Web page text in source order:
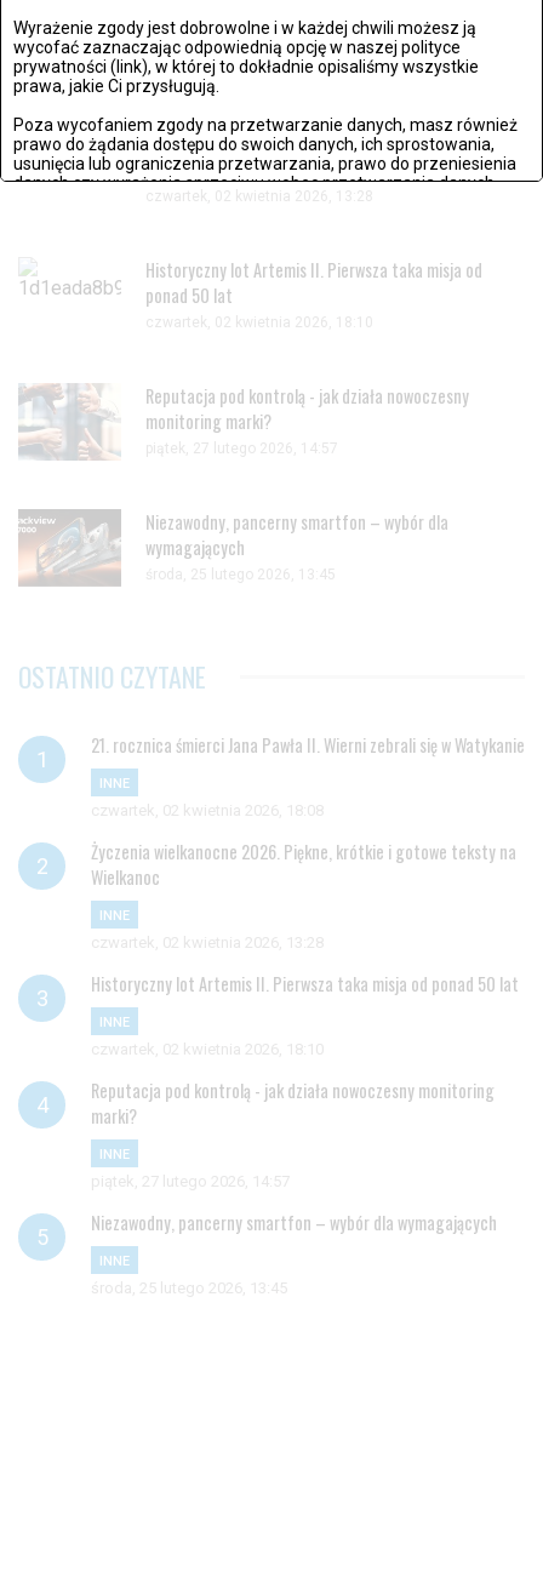
Wyrażenie zgody jest dobrowolne i w każdej chwili możesz ją
wycofać zaznaczając odpowiednią opcję w naszej polityce
prywatności (link), w której to dokładnie opisaliśmy wszystkie
prawa, jakie Ci przysługują.
Poza wycofaniem zgody na przetwarzanie danych, masz również
prawo do żądania dostępu do swoich danych, ich sprostowania,
usunięcia lub ograniczenia przetwarzania, prawo do przeniesienia
danych czy wyrażenia sprzeciwu wobec przetwarzania danych.
Wyrażam zgodę i przechodzę do serwisu
21. rocznica śmierci Jana Pawła II. Wierni zebrali się w
Watykanie
czwartek, 02 kwietnia 2026, 18:08
Życzenia wielkanocne 2026. Piękne, krótkie i gotowe
teksty na Wielkanoc
czwartek, 02 kwietnia 2026, 13:28
Historyczny lot Artemis II. Pierwsza taka misja od
ponad 50 lat
czwartek, 02 kwietnia 2026, 18:10
Reputacja pod kontrolą - jak działa nowoczesny
monitoring marki?
piątek, 27 lutego 2026, 14:57
Niezawodny, pancerny smartfon – wybór dla
wymagających
środa, 25 lutego 2026, 13:45
OSTATNIO CZYTANE
21. rocznica śmierci Jana Pawła II. Wierni zebrali się w Watykanie
INNE
czwartek, 02 kwietnia 2026, 18:08
Życzenia wielkanocne 2026. Piękne, krótkie i gotowe teksty na
Wielkanoc
INNE
czwartek, 02 kwietnia 2026, 13:28
Historyczny lot Artemis II. Pierwsza taka misja od ponad 50 lat
INNE
czwartek, 02 kwietnia 2026, 18:10
Reputacja pod kontrolą - jak działa nowoczesny monitoring
marki?
INNE
piątek, 27 lutego 2026, 14:57
Niezawodny, pancerny smartfon – wybór dla wymagających
INNE
środa, 25 lutego 2026, 13:45